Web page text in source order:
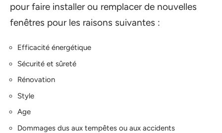
pour faire installer ou remplacer de nouvelles
fenêtres pour les raisons suivantes :
Efficacité énergétique
Sécurité et sûreté
Rénovation
Style
Age
Dommages dus aux tempêtes ou aux accidents